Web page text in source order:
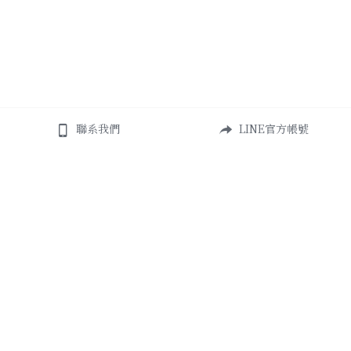
聯系我們 LINE官方帳號